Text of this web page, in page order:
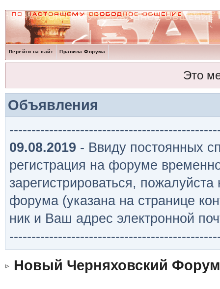
Перейти на сайт Правила Форума
Это
Объявления
09.08.2019 - Ввиду постоянных
регистрация на форуме
зарегистрироваться,
форума (указана на странице
ник и Ваш адрес электронной
Новый Черняховский Форум